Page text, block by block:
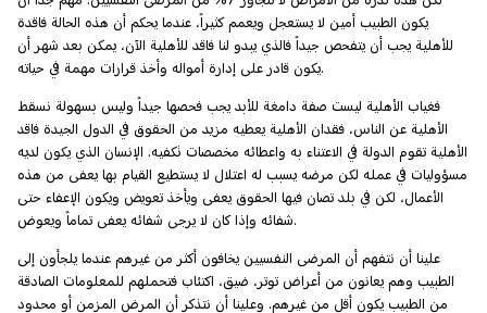
يكون الطبيب أمين لا يستعجل ويعمم كثيراً، عندما يحكم أن هذه الحالة فاقدة
للأهلية يجب أن يتفحص جيداً فالذي يبدو لنا فاقد للأهلية الآن، يمكن بعد شهر أن
يكون قادر على إدارة أمواله وأخذ قرارات مهمة في حياته.
فغياب الأهلية ليست صفة دامغة للأبد يجب فحصها جيداً وليس بسهولة نسقط
الأهلية عن الناس، فقدان الأهلية يعطيه مزيد من الحقوق في الدول الجيدة فاقد
الأهلية تقوم الدولة في الاعتناء به واعطائه مخصصات تكفيه. الإنسان الذي يكون لديه
مسؤوليات في عمله لكن مرضه يسبب له اعتلال لا يستطيع القيام بها يعفى من هذه
الأعمال، لكن في بلد تصان فيها الحقوق يعفى ويأخذ تعويض ويكون الإعفاء حتى
شفائه وإذا كان لا يرجى شفائه يعفى تماماً ويعوض.
علينا أن نتفهم أن المرضى النفسيين يخافون أكثر من غيرهم عندما يلجأون إلى
الطبيب وهم يعانون من أعراض توتر، ضيق، اكتئاب فتحملهم للمعلومات الصادقة
من الطبيب يكون أقل من غيرهم. وعلينا أن نتذكر أن المرض المزمن أو محدود